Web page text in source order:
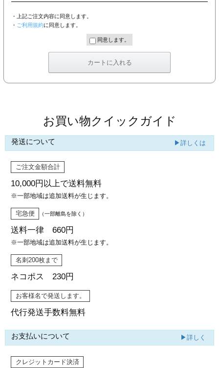
・上記ご注文内容に同意します。
・ ご利用規約に同意します。
同意します。
お買い物クイックガイド
発送について ▶詳しくは
ご注文金額合計
10,000円以上で送料無料
※一部地域は追加送料が生じます。
宅急便 （一部離島を除く）
送料一律 660円
※一部地域は追加送料が生じます。
名刺200枚まで
ネコポス 230円
お客様名で発送します。
代行発送手数料無料
お支払いについて ▶詳しく
クレジットカード決済